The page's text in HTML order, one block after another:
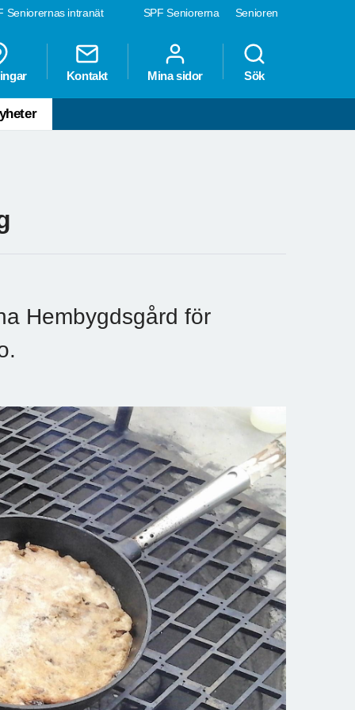
SPF Seniorerna Senioren
Seniorernas intranät
Kontakt Mina sidor Sök
Hembygdsgård för